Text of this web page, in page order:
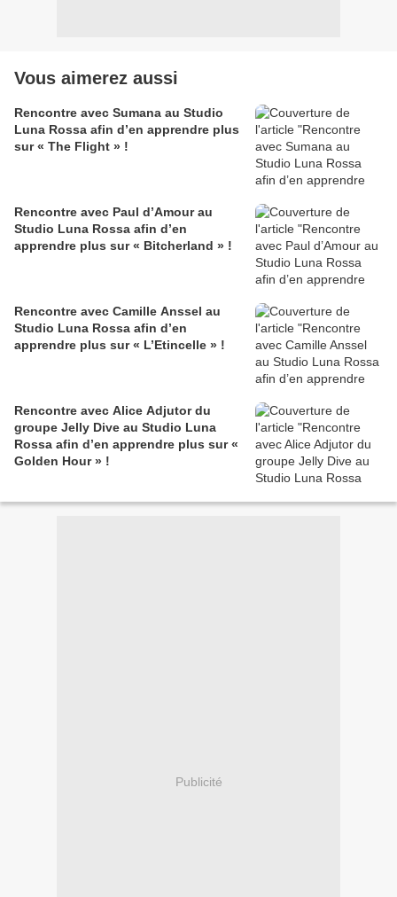
Vous aimerez aussi
Rencontre avec Sumana au Studio
Luna Rossa afin d’en apprendre plus
sur « The Flight » !
Rencontre avec Paul d’Amour au
Studio Luna Rossa afin d’en
apprendre plus sur « Bitcherland » !
Rencontre avec Camille Anssel au
Studio Luna Rossa afin d’en
apprendre plus sur « L’Etincelle » !
Rencontre avec Alice Adjutor du
groupe Jelly Dive au Studio Luna
Rossa afin d’en apprendre plus sur «
Golden Hour » !
Publicité